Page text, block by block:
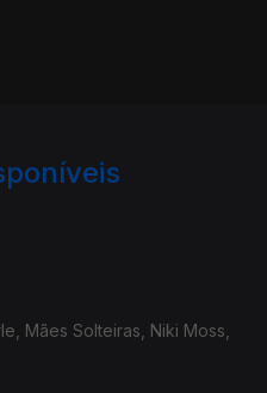
Mães Solteiras, Niki Moss,